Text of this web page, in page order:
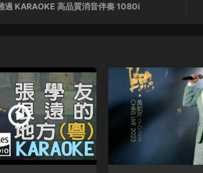
過 KARAOKE 高品質消音伴奏 1080i